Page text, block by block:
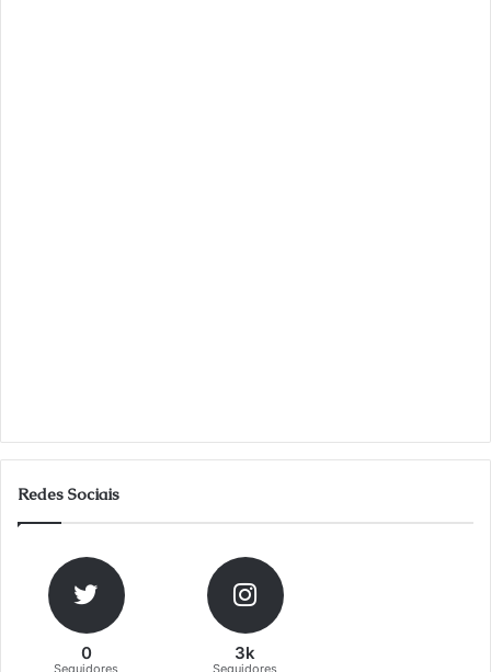
Redes Sociais
0
Seguidores
3k
Seguidores